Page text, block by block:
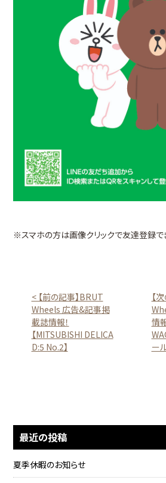
※スマホの方は画像クリックで友達登録で
< 【前の記事】BRUT
Wheels 広告&記事掲
載誌情報！
【MITSUBISHI DELICA
D:5 No.2】
【
情
ー
最近の投稿
夏季休暇のお知らせ